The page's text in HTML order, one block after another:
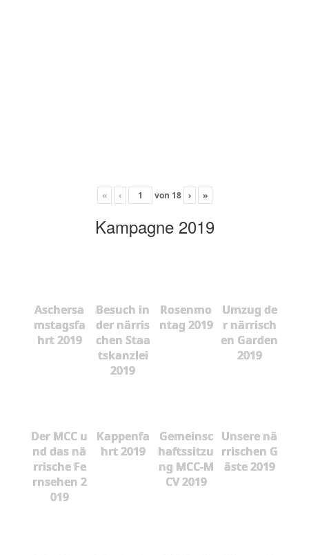
« ‹ von 18 › »
Kampagne 2019
Aschersa
mstagsfa
hrt 2019
Besuch in
der närris
chen Staa
tskanzlei
2019
Rosenmo
ntag 2019
Umzug de
r närrisch
en Garden
2019
Der MCC u
nd das nä
rrische Fe
rnsehen 2
019
Kappenfa
hrt 2019
Gemeinsc
haftssitzu
ng MCC-M
CV 2019
Unsere nä
rrischen G
äste 2019